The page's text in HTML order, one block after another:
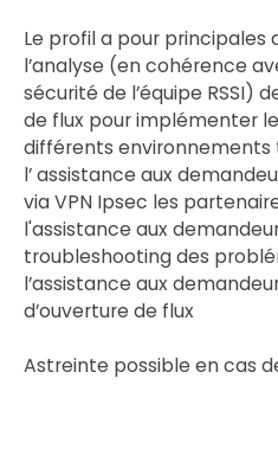
Le profil a pour principales
l’analyse (en cohérence
sécurité de l’équipe RSSI)
de flux pour implémenter
différents environnements
l’ assistance aux
via VPN Ipsec les
l'assistance aux
troubleshooting des
l’assistance aux
d’ouverture de flux
Astreinte possible en cas